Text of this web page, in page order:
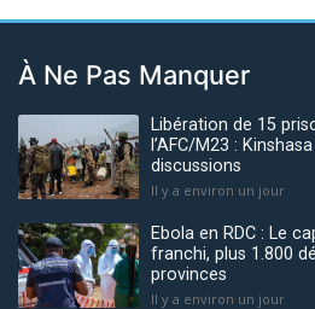
À Ne Pas Manquer
Libération de 15
l’AFC/M23 :
discussions
Il y a environ un jour
Ebola en RDC : Le
franchi, plus 1.800
provinces
Il y a environ un jour